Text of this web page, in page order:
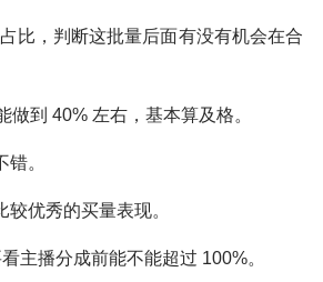
比，判断这批量后面有没有机会在合
做到 40% 左右，基本算及格。
。
优秀的买量表现。
主播分成前能不能超过 100%。